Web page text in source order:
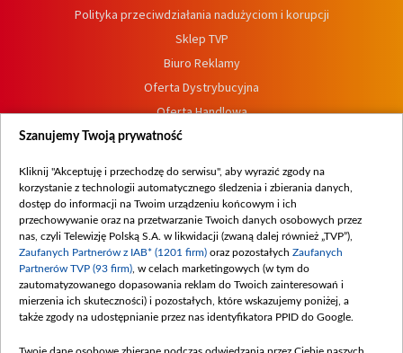
Polityka przeciwdziałania nadużyciom i korupcji
Sklep TVP
Biuro Reklamy
Oferta Dystrybucyjna
Oferta Handlowa
Dostępność
Procedura zgłoszeń wewnętrznych
Szanujemy Twoją prywatność
Kliknij "Akceptuję i przechodzę do serwisu", aby wyrazić zgody na
korzystanie z technologii automatycznego śledzenia i zbierania danych,
dostęp do informacji na Twoim urządzeniu końcowym i ich
przechowywanie oraz na przetwarzanie Twoich danych osobowych przez
nas, czyli Telewizję Polską S.A. w likwidacji (zwaną dalej również „TVP”),
Zaufanych Partnerów z IAB* (1201 firm) oraz pozostałych Zaufanych
Partnerów TVP (93 firm) , w celach marketingowych (w tym do
zautomatyzowanego dopasowania reklam do Twoich zainteresowań i
mierzenia ich skuteczności) i pozostałych, które wskazujemy poniżej, a
także zgody na udostępnianie przez nas identyfikatora PPID do Google.